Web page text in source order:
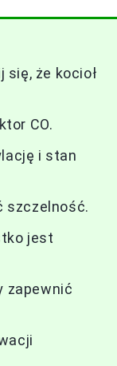
się, że kocioł
CO.
i stan
szczelność.
jest
zapewnić